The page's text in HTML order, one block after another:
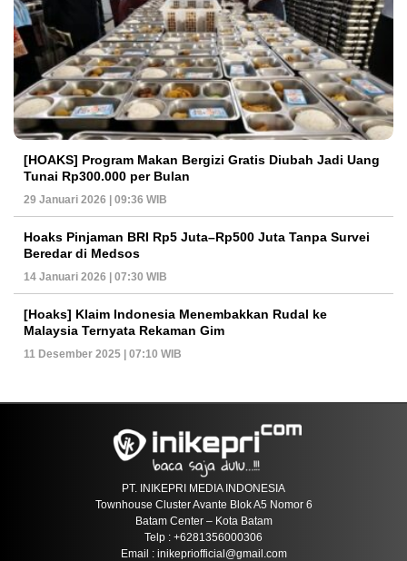
[HOAKS] Program Makan Bergizi Gratis Diubah Jadi Uang
Tunai Rp300.000 per Bulan
29 Januari 2026 | 09:36 WIB
Hoaks Pinjaman BRI Rp5 Juta–Rp500 Juta Tanpa Survei
Beredar di Medsos
14 Januari 2026 | 07:30 WIB
[Hoaks] Klaim Indonesia Menembakkan Rudal ke
Malaysia Ternyata Rekaman Gim
11 Desember 2025 | 07:10 WIB
PT. INIKEPRI MEDIA INDONESIA
Townhouse Cluster Avante Blok A5 Nomor 6
Batam Center – Kota Batam
Telp : +6281356000306
Email : inikepriofficial@gmail.com